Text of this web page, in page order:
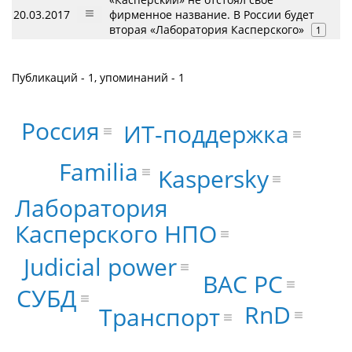
20.03.2017
фирменное название. В России будет
вторая «Лаборатория Касперского»
1
Публикаций - 1, упоминаний - 1
Лаборатория
Касперского НПО
Kaspersky
Familia
Judicial power
ВАС РС
ИТ-поддержка
СУБД
Россия
Транспорт RnD